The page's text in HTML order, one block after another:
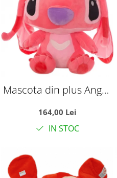
Mascota din plus Angel,
164,00 Lei
IN STOC